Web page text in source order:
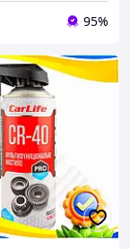
95%